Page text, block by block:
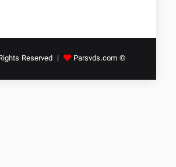
© Copyright 2026, All Rights Reserved |
Parsvds.com